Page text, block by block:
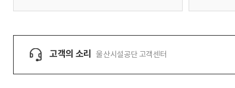
고객의 소리 울산시설공단 고객센터